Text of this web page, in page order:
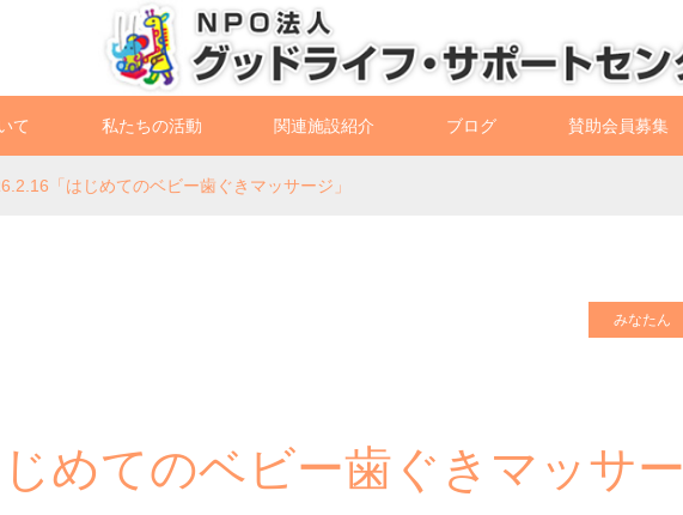
て 私たちの活動 関連施設紹介 ブログ 賛助会員募集
「はじめてのベビー歯ぐきマッサージ」
みなたん
めてのベビー歯ぐきマッサー